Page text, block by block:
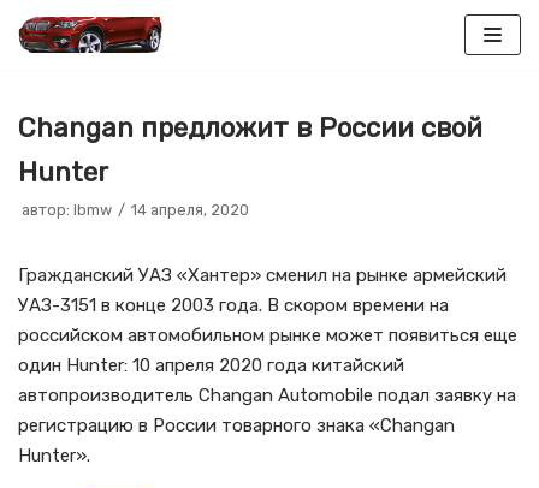
содержимому
Changan предложит в России свой
Hunter
автор: lbmw 14 апреля, 2020
Гражданский УАЗ «Хантер» сменил на рынке армейский
УАЗ-3151 в конце 2003 года. В скором времени на
российском автомобильном рынке может появиться еще
один Hunter: 10 апреля 2020 года китайский
автопроизводитель Changan Automobile подал заявку на
регистрацию в России товарного знака «Changan
Hunter».